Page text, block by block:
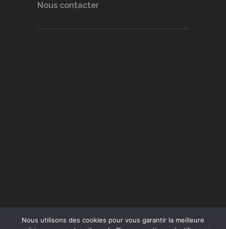
Nous contacter
Nous utilisons des cookies pour vous garantir la meilleure